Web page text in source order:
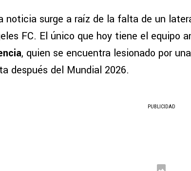
noticia surge a raíz de la falta de un
FC. El único que hoy tiene el equipo
, quien se encuentra lesionado por
después del Mundial 2026.
PUBLICIDAD